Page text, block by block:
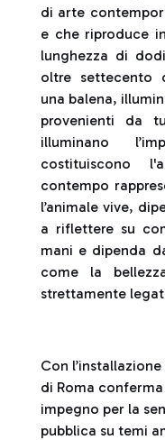
di arte
e che riproduce
lunghezza di
oltre settecento
una balena,
provenienti da
illuminano
costituiscono
contempo
l’animale vive,
a riflettere su
mani e dipenda
come la
strettamente
Con
di Roma
impegno per la
pubblica su temi